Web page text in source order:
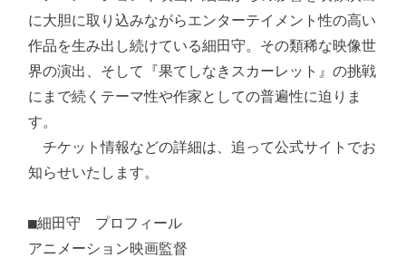
に大胆に取り込みながらエンターテイメント性の高い
作品を生み出し続けている細田守。その類稀な映像世
界の演出、そして『果てしなきスカーレット』の挑戦
にまで続くテーマ性や作家としての普遍性に迫りま
す。
チケット情報などの詳細は、追って公式サイトでお
知らせいたします。
■細田守　プロフィール
アニメーション映画監督